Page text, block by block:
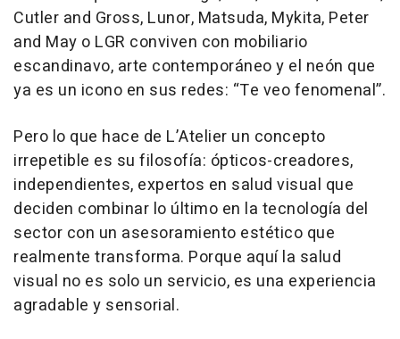
Cutler and Gross, Lunor, Matsuda, Mykita, Peter
and May o LGR conviven con mobiliario
escandinavo, arte contemporáneo y el neón que
ya es un icono en sus redes: “Te veo fenomenal”​.
Pero lo que hace de L’Atelier un concepto
irrepetible es su filosofía: ópticos-creadores,
independientes, expertos en salud visual que
deciden combinar lo último en la tecnología del
sector con un asesoramiento estético que
realmente transforma. Porque aquí la salud
visual no es solo un servicio, es una experiencia
agradable y sensorial.